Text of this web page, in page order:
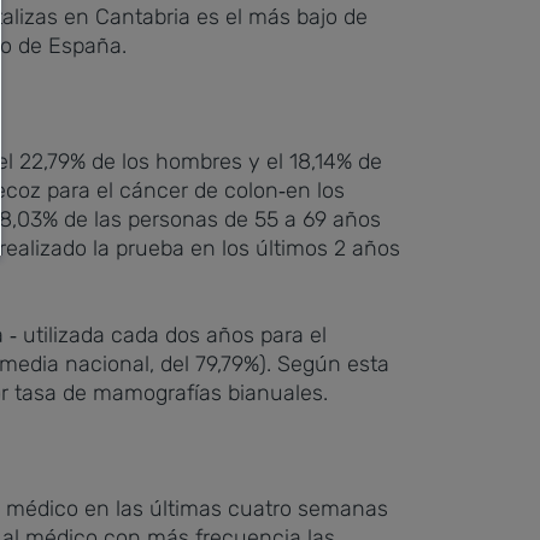
en Cantabria es el más bajo de
de España.
de los hombres y el 18,14% de
para el cáncer de colon‐en los
de las personas de 55 a 69 años
la prueba en los últimos 2 años
utilizada cada dos años para el
nacional, del 79,79%). Según esta
de mamografías bianuales.
en las últimas cuatro semanas